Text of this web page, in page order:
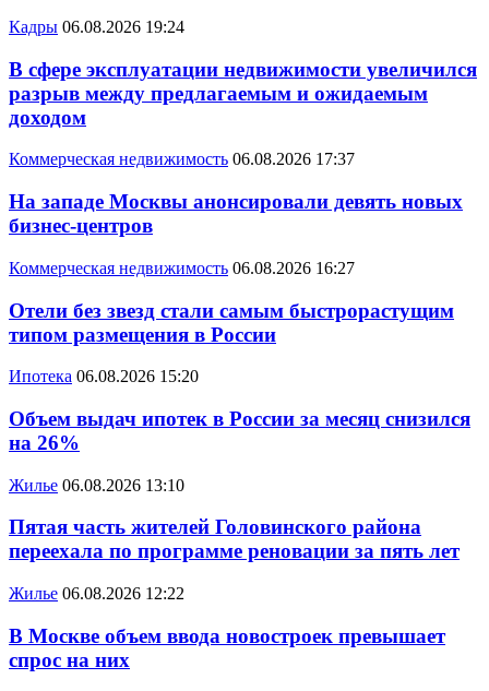
Кадры 06.08.2026 19:24
В сфере эксплуатации недвижимости увеличился
разрыв между предлагаемым и ожидаемым
доходом
Коммерческая недвижимость 06.08.2026 17:37
На западе Москвы анонсировали девять новых
бизнес-центров
Коммерческая недвижимость 06.08.2026 16:27
Отели без звезд стали самым быстрорастущим
типом размещения в России
Ипотека 06.08.2026 15:20
Объем выдач ипотек в России за месяц снизился
на 26%
Жилье 06.08.2026 13:10
Пятая часть жителей Головинского района
переехала по программе реновации за пять лет
Жилье 06.08.2026 12:22
В Москве объем ввода новостроек превышает
спрос на них